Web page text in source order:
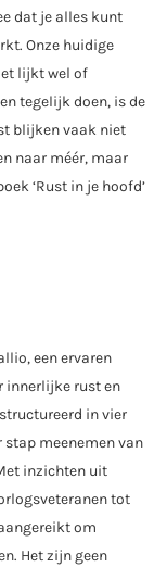
dat je alles kunt
Onze huidige
lijkt wel of
tegelijk doen, is de
blijken vaak niet
naar méér, maar
‘Rust in je hoofd’
een ervaren
innerlijke rust en
in vier
stap meenemen van
inzichten uit
tot
om
Het zijn geen